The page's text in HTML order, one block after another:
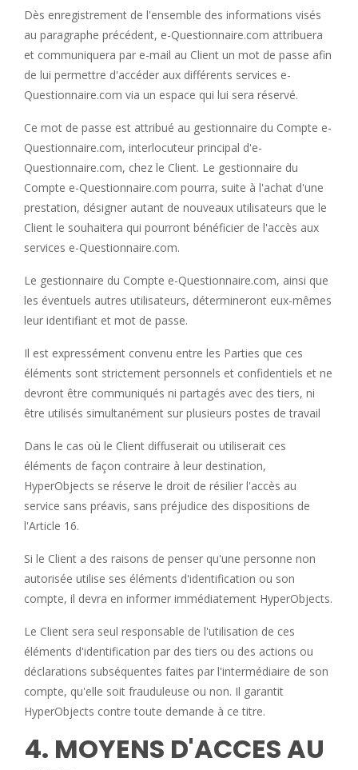
Dès enregistrement de l'ensemble des informations visés
au paragraphe précédent, e-Questionnaire.com attribuera
et communiquera par e-mail au Client un mot de passe afin
de lui permettre d'accéder aux différents services e-
Questionnaire.com via un espace qui lui sera réservé.
Ce mot de passe est attribué au gestionnaire du Compte e-
Questionnaire.com, interlocuteur principal d'e-
Questionnaire.com, chez le Client. Le gestionnaire du
Compte e-Questionnaire.com pourra, suite à l'achat d'une
prestation, désigner autant de nouveaux utilisateurs que le
Client le souhaitera qui pourront bénéficier de l'accès aux
services e-Questionnaire.com.
Le gestionnaire du Compte e-Questionnaire.com, ainsi que
les éventuels autres utilisateurs, détermineront eux-mêmes
leur identifiant et mot de passe.
Il est expressément convenu entre les Parties que ces
éléments sont strictement personnels et confidentiels et ne
devront être communiqués ni partagés avec des tiers, ni
être utilisés simultanément sur plusieurs postes de travail
Dans le cas où le Client diffuserait ou utiliserait ces
éléments de façon contraire à leur destination,
HyperObjects se réserve le droit de résilier l'accès au
service sans préavis, sans préjudice des dispositions de
l'Article 16.
Si le Client a des raisons de penser qu'une personne non
autorisée utilise ses éléments d'identification ou son
compte, il devra en informer immédiatement HyperObjects.
Le Client sera seul responsable de l'utilisation de ces
éléments d'identification par des tiers ou des actions ou
déclarations subséquentes faites par l'intermédiaire de son
compte, qu'elle soit frauduleuse ou non. Il garantit
HyperObjects contre toute demande à ce titre.
4. MOYENS D'ACCES AU